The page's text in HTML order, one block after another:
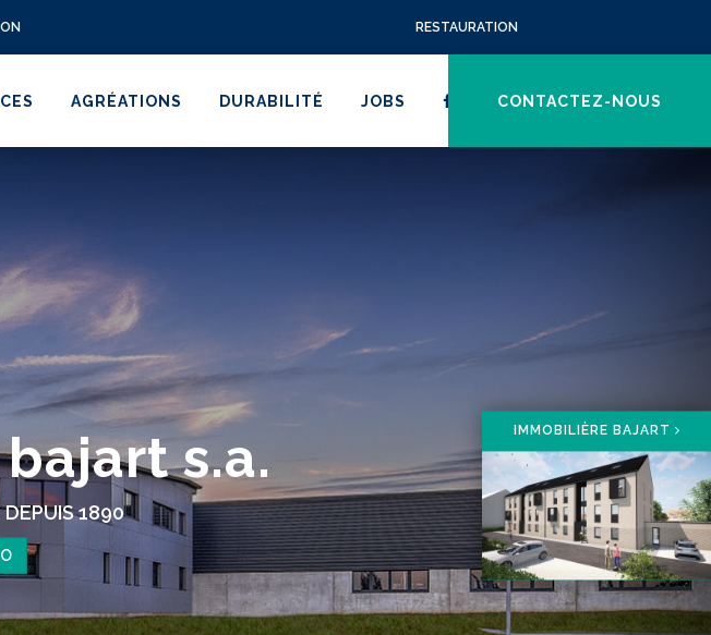
RESTAURATION
AGRÉATIONS DURABILITÉ JOBS CONTACTEZ-NOUS
s.a.
DEPUIS 1890
IMMOBILIÈRE BAJART